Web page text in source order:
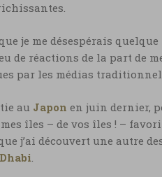
je me désespérais
de réactions de la part de
par les médias
au Japon en juin dernier,
îles – de vos îles ! –
j’ai découvert une autre
.